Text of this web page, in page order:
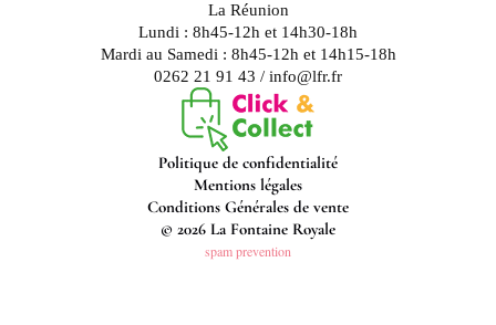
La Réunion
Lundi : 8h45-12h et 14h30-18h
Mardi au Samedi : 8h45-12h et 14h15-18h
0262 21 91 43 / info@lfr.fr
Politique de confidentialité
Mentions légales
Conditions Générales de vente
© 2026 La Fontaine Royale
spam prevention